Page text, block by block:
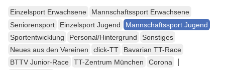
Einzelsport Erwachsene
Mannschaftssport Erwachsene
Seniorensport
Einzelsport Jugend
Mannschaftssport Jugend
Sportentwicklung
Personal/Hintergrund
Sonstiges
Neues aus den Vereinen
click-TT
Bavarian TT-Race
BTTV Junior-Race
TT-Zentrum München Corona